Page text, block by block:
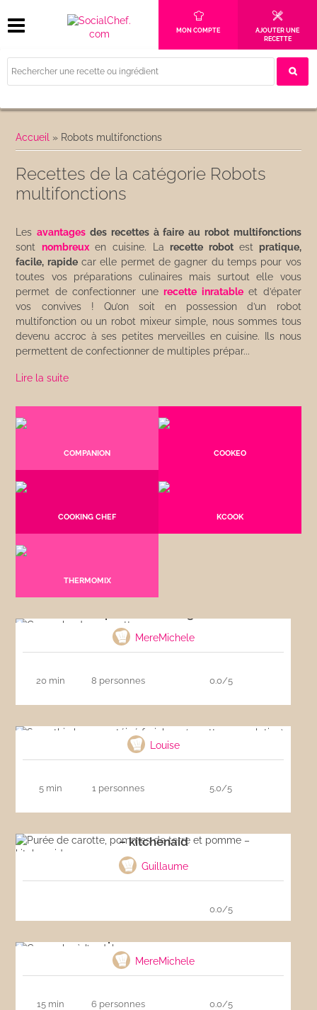
MON COMPTE
AJOUTER UNE
RECETTE
Accueil » Robots multifonctions
Recettes de la catégorie Robots
multifonctions
Lesavantages des recettes à faire au robot multifonctions
sont nombreuxen cuisine. La recette robotest pratique,
facile, rapidecar elle permet de gagner du temps pour vos
toutes vos préparations culinaires mais surtout elle vous
permet de confectionner unerecette inratableet d’épater
vos convives ! Qu’on soit en possession d’un robot
multifonction ou un robot mixeur simple, nous sommes tous
devenu accroc à ses petites merveilles en cuisine. Ils nous
permettent de confectionner de multiples prépar...
Lire la suite
COMPANION COOKEO
COOKING CHEF KCOOK
THERMOMIX
MereMichele
20 min 8 personnes 0.0/5
Smoothie hyperprotéiné fraicheur (recette
Louise
5 min 1 personnes 5.0/5
– kitchenaid
Guillaume
0.0/5
MereMichele
15 min 6 personnes 0.0/5